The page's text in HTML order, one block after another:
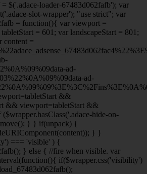
$('.adace-loader-67483d062fafb'); var
slot-wrapper'); "use strict"; var
= function(){ var viewport =
= 601; var landscapeStart = 801;
content =
ad-
ad-
=tabletStart &&
&& viewport=tabletStart &&
hide-on-
} } if(unpack) {
} }
=== 'visible' ) {
} else { //fire when visible. var
if($wrapper.css('visibility')